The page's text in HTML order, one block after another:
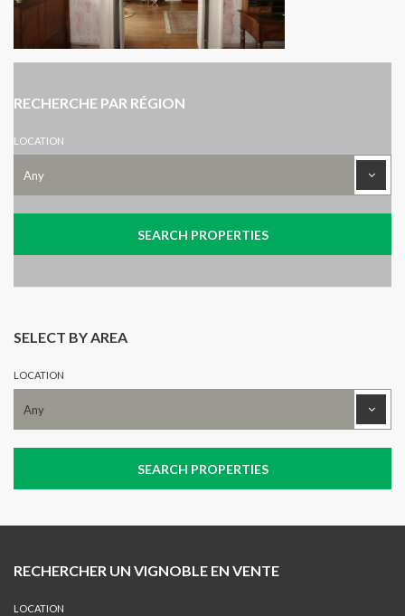
RECHERCHE PAR RÉGION
LOCATION
SELECT BY AREA
LOCATION
RECHERCHER UN VIGNOBLE EN VENTE
LOCATION